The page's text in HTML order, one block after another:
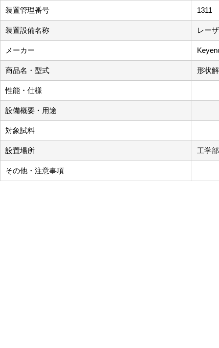
装置管理番号 1311
装置設備名称 レー
メーカー
商品名・型式 形状
性能・仕様
設備概要・用途
対象試料
設置場所 工学
その他・注意事項